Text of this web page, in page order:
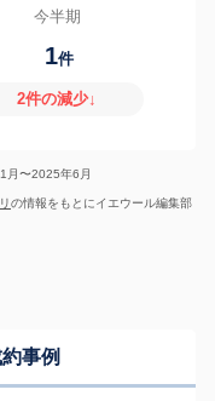
今半期
1件
2件の減少↓
月〜2025年6月
の情報をもとにイエウール編集部
事例